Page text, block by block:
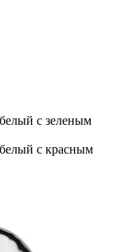
белый с зеленым
белый с красным